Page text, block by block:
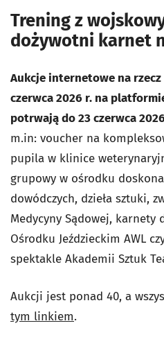
Trening z
dożywotni karnet
Aukcje internetowe na rzecz
czerwca 2026 r. na
potrwają do 23 czerwca
m.in: voucher na
pupila w klinice
grupowy w ośrodku
dowódczych, dzieła sztuki,
Medycyny Sądowej, karnety
Ośrodku Jeździeckim AWL
spektakle Akademii Sztuk
Aukcji jest ponad 40, a
tym linkiem.